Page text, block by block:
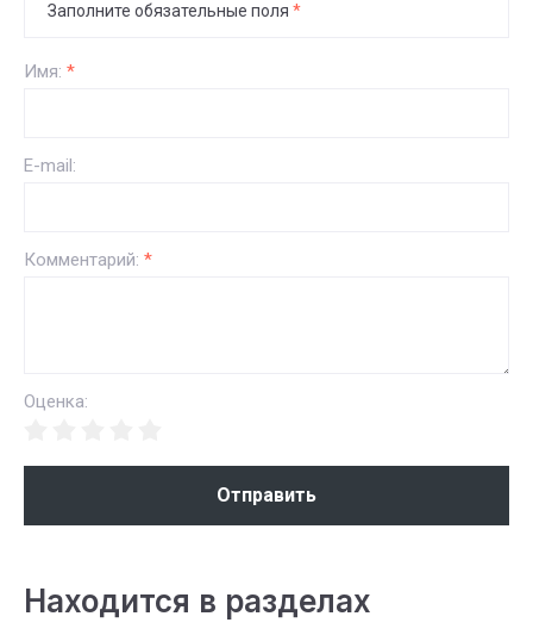
Заполните обязательные поля *
Имя: *
E-mail:
Комментарий: *
Оценка:
Отправить
Находится в разделах